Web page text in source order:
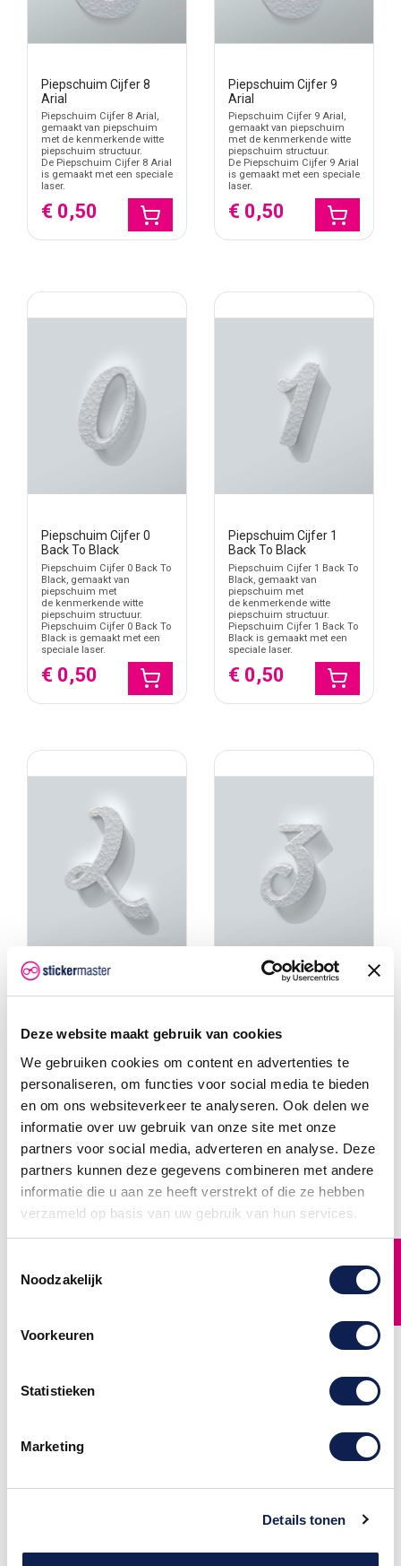
Deze website maakt gebruik van cookies
We gebruiken cookies om content en advertenties te
personaliseren, om functies voor social media te bieden
en om ons websiteverkeer te analyseren. Ook delen we
informatie over uw gebruik van onze site met onze
partners voor social media, adverteren en analyse. Deze
partners kunnen deze gegevens combineren met andere
informatie die u aan ze heeft verstrekt of die ze hebben
verzameld op basis van uw gebruik van hun services.
Noodzakelijk
Voorkeuren
Statistieken
Marketing
Details tonen
Piepschuim Cijfer 8
Arial
Piepschuim Cijfer 8 Arial,
gemaakt van piepschuim
met de kenmerkende witte
piepschuim structuur.
De Piepschuim Cijfer 8 Arial
is gemaakt met een speciale
laser.
€ 0,50
Piepschuim Cijfer 9
Arial
Piepschuim Cijfer 9 Arial,
gemaakt van piepschuim
met de kenmerkende witte
piepschuim structuur.
De Piepschuim Cijfer 9 Arial
is gemaakt met een speciale
laser.
€ 0,50
Piepschuim Cijfer 0
Back To Black
Piepschuim Cijfer 0 Back To
Black, gemaakt van
piepschuim met
de kenmerkende witte
piepschuim structuur.
Piepschuim Cijfer 0 Back To
Black is gemaakt met een
speciale laser.
€ 0,50
Piepschuim Cijfer 1
Back To Black
Piepschuim Cijfer 1 Back To
Black, gemaakt van
piepschuim met
de kenmerkende witte
piepschuim structuur.
Piepschuim Cijfer 1 Back To
Black is gemaakt met een
speciale laser.
€ 0,50
Piepschuim Cijfer 2
Black, gemaakt van
de kenmerkende witte
piepschuim structuur.
Piepschuim Cijfer 2 Back To
speciale laser.
€ 0,50
Piepschuim Cijfer 3
Black, gemaakt van
de kenmerkende witte
Piepschuim Cijfer 3 Back To
speciale laser.
€ 0,50
Piepschuim Cijfer 4
Black is gemaakt met een
Piepschuim Cijfer 5
de kenmerkende witte
Black is gemaakt met een